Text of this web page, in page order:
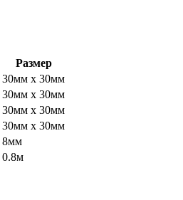
Размер
30мм х 30мм
30мм х 30мм
30мм х 30мм
30мм х 30мм
8мм
0.8м